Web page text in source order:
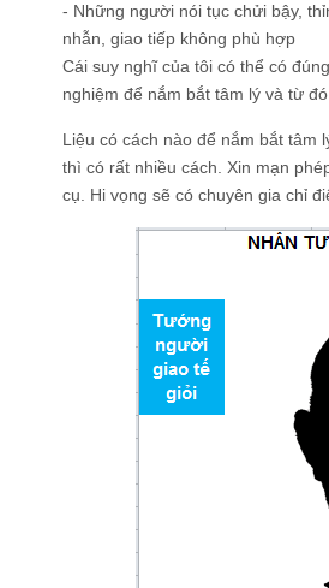
- Những người nói tục chửi bậy,
nhẫn, giao tiếp không phù hợp
Cái suy nghĩ của tôi có thể có
nghiệm để nắm bắt tâm lý và từ
Liệu có cách nào để nắm bắt tâm
thì có rất nhiều cách. Xin mạn
cụ. Hi vọng sẽ có chuyên gia chỉ